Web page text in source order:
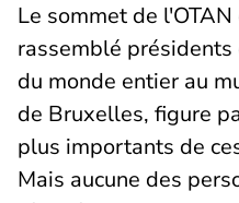
Le sommet de
rassemblé
du monde entier au
de Bruxelles, figure
plus importants de
Mais aucune des